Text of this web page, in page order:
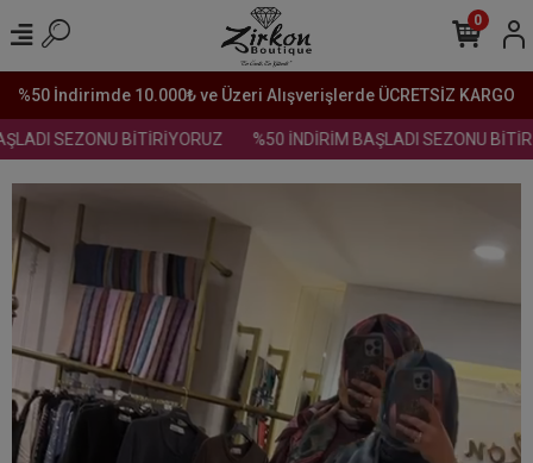
%50 İndirimde 10.000₺ ve Üzeri Alışverişlerde ÜCRETSİZ KARGO
SEZONU BİTİRİYORUZ %50 İNDİRİM BAŞLADI SEZONU
0